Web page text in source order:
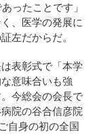
ったことです」
、医学の発展に
左だからだ。
表彰式で「本学
意味合いも強
今総会の会長で
院の谷合信彦院
自身の初の全国